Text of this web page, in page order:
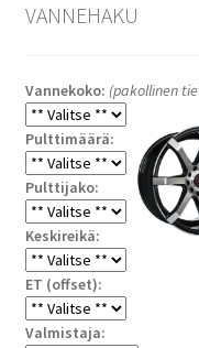
VANNEHAKU
Vannekoko: (pakollinen
Pulttimäärä:
Pulttijako:
Keskireikä:
ET (offset):
Valmistaja: